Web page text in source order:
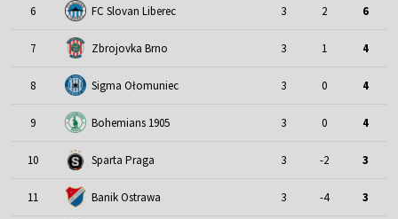
6 FC Slovan Liberec 3 2 6
7 Zbrojovka Brno 3 1 4
8 Sigma Ołomuniec 3 0 4
9 Bohemians 1905 3 0 4
10 Sparta Praga 3 -2 3
11 Banik Ostrawa 3 -4 3